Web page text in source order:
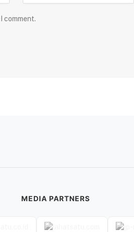
comment.
MEDIA PARTNERS